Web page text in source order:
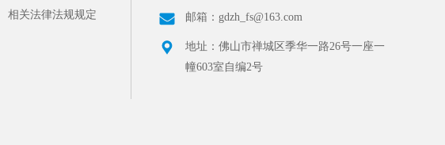
相关法律法规规定 邮箱：gdzh_fs@163.com
地址：佛山市禅城区季华一路26号一座一
幢603室自编2号